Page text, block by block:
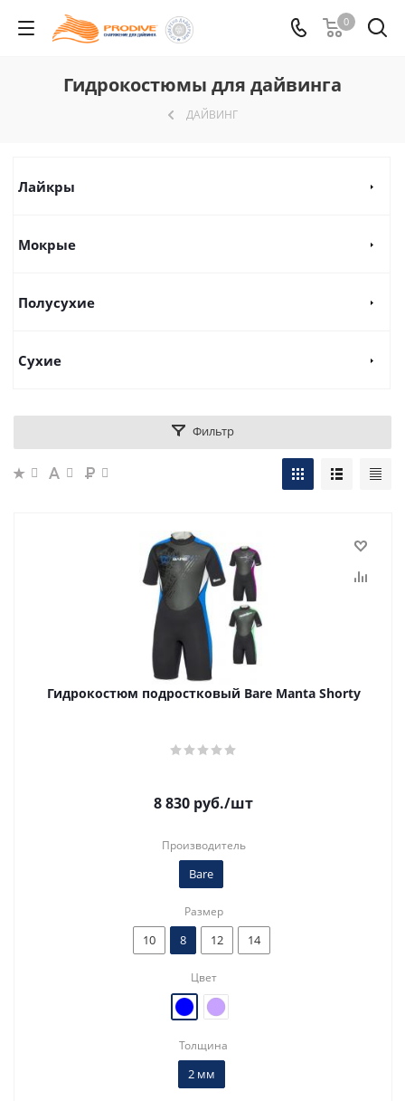
0
Гидрокостюмы для дайвинга
ДАЙВИНГ
Лайкры
Мокрые
Полусухие
Сухие
Фильтр
Гидрокостюм подростковый Bare Manta Shorty
8 830 руб./шт
Производитель
Bare
Размер
10 8 12 14
Цвет
Толщина
2 мм